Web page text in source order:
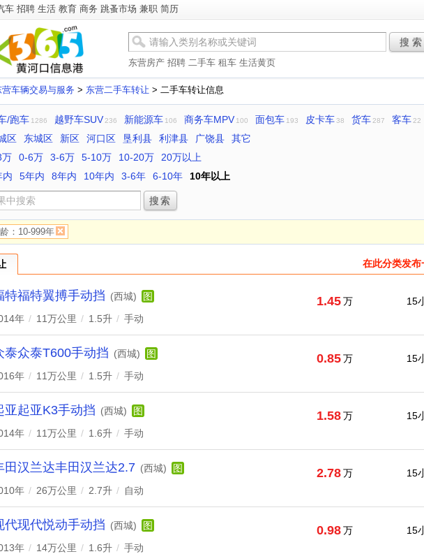
车 招聘 生活 教育 商务 跳蚤市场 兼职 简历
搜 索
东营房产 招聘 二手车 租车 生活黄页
营车辆交易与服务 > 东营二手车转让 > 二手车转让信息
/跑车 1286 越野车SUV 236 新能源车 106 商务车MPV 100 面包车 193 皮卡车38 货车 287 客车 22
区 东城区 新区 河口区 垦利县 利津县 广饶县
其它
万 0-6万 3-6万 5-10万 10-20万
20万以上
内 5年内 8年内 10年内 3-6年 6-10年 10年以上
：10-999年
在此分类发布
特福特翼搏手动挡 (西城)
图
年 / 11万公里 / 1.5升 / 手动
1.45万 15
泰众泰T600手动挡 (西城)
图
年 / 11万公里 / 1.5升 / 手动
0.85万 15
亚起亚K3手动挡 (西城)
图
年 / 11万公里 / 1.6升 / 手动
1.58万 15
田汉兰达丰田汉兰达2.7 (西城)
图
年 / 26万公里 / 2.7升 / 自动
2.78万 15
代现代悦动手动挡 (西城)
图
年 / 14万公里 / 1.6升 / 手动
0.98万 15